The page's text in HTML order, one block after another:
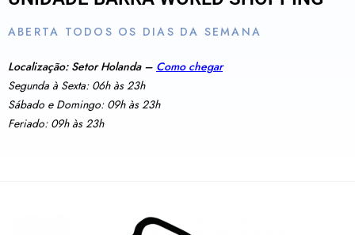
ABERTA TODOS OS DIAS DA SEMANA
Localização: Setor Holanda – Como chegar
Segunda à Sexta: 06h às 23h
Sábado e Domingo: 09h às 23h
Feriado: 09h às 23h